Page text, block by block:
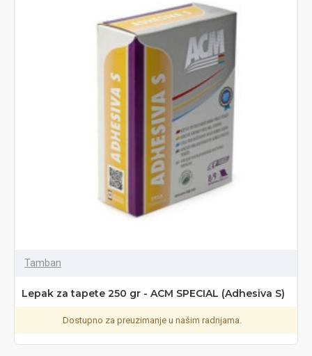
Tamban
Lepak za tapete 250 gr - ACM SPECIAL (Adhesiva S)
Dostupno za preuzimanje u našim radnjama.